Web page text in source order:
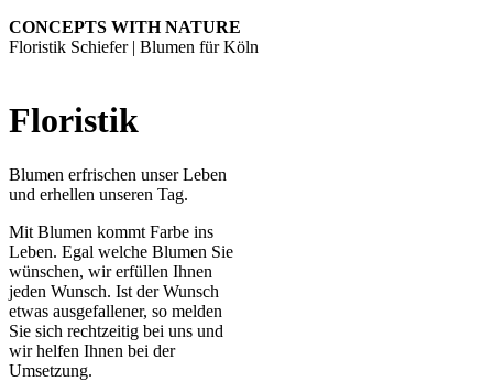
CONCEPTS WITH NATURE
Floristik Schiefer | Blumen für Köln
Floristik
Blumen erfrischen unser Leben
und erhellen unseren Tag.
Mit Blumen kommt Farbe ins
Leben. Egal welche Blumen Sie
wünschen, wir erfüllen Ihnen
jeden Wunsch. Ist der Wunsch
etwas ausgefallener, so melden
Sie sich rechtzeitig bei uns und
wir helfen Ihnen bei der
Umsetzung.